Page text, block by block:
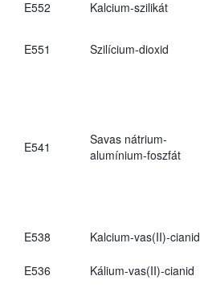
E552
Kalcium-szilikát
E551 Szilícium-dioxid
E541
Savas nátrium-
alumínium-foszfát
E538 Kalcium-vas(II)-cianid
E536
Kálium-vas(II)-cianid